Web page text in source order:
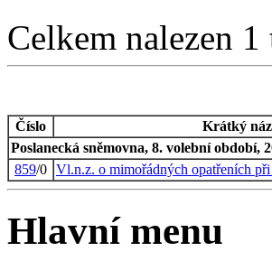
Celkem nalezen 1
Číslo
Krátký
Poslanecká sněmovna, 8. volební období,
859/0 Vl.n.z. o mimořádných opatřeních
Hlavní menu